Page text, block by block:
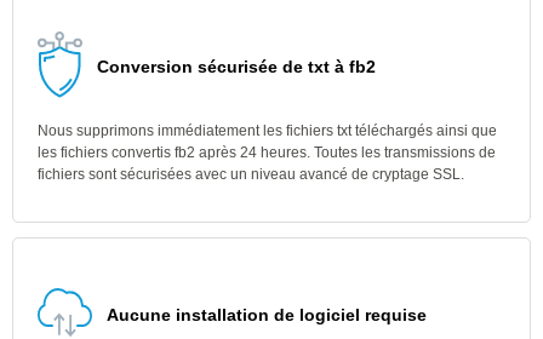
Conversion sécurisée de txt à fb2
Nous supprimons immédiatement les fichiers txt téléchargés ainsi que
les fichiers convertis fb2 après 24 heures. Toutes les transmissions de
fichiers sont sécurisées avec un niveau avancé de cryptage SSL.
Aucune installation de logiciel requise